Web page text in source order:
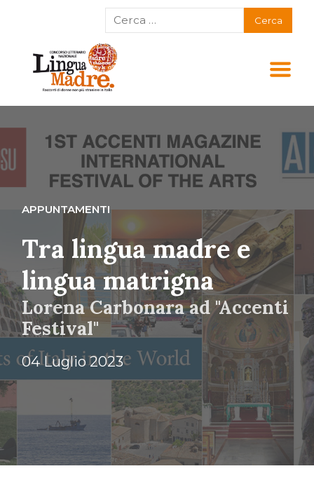
APPUNTAMENTI
Tra lingua madre e
lingua matrigna
Lorena Carbonara ad "Accenti
Festival"
04 Luglio 2023